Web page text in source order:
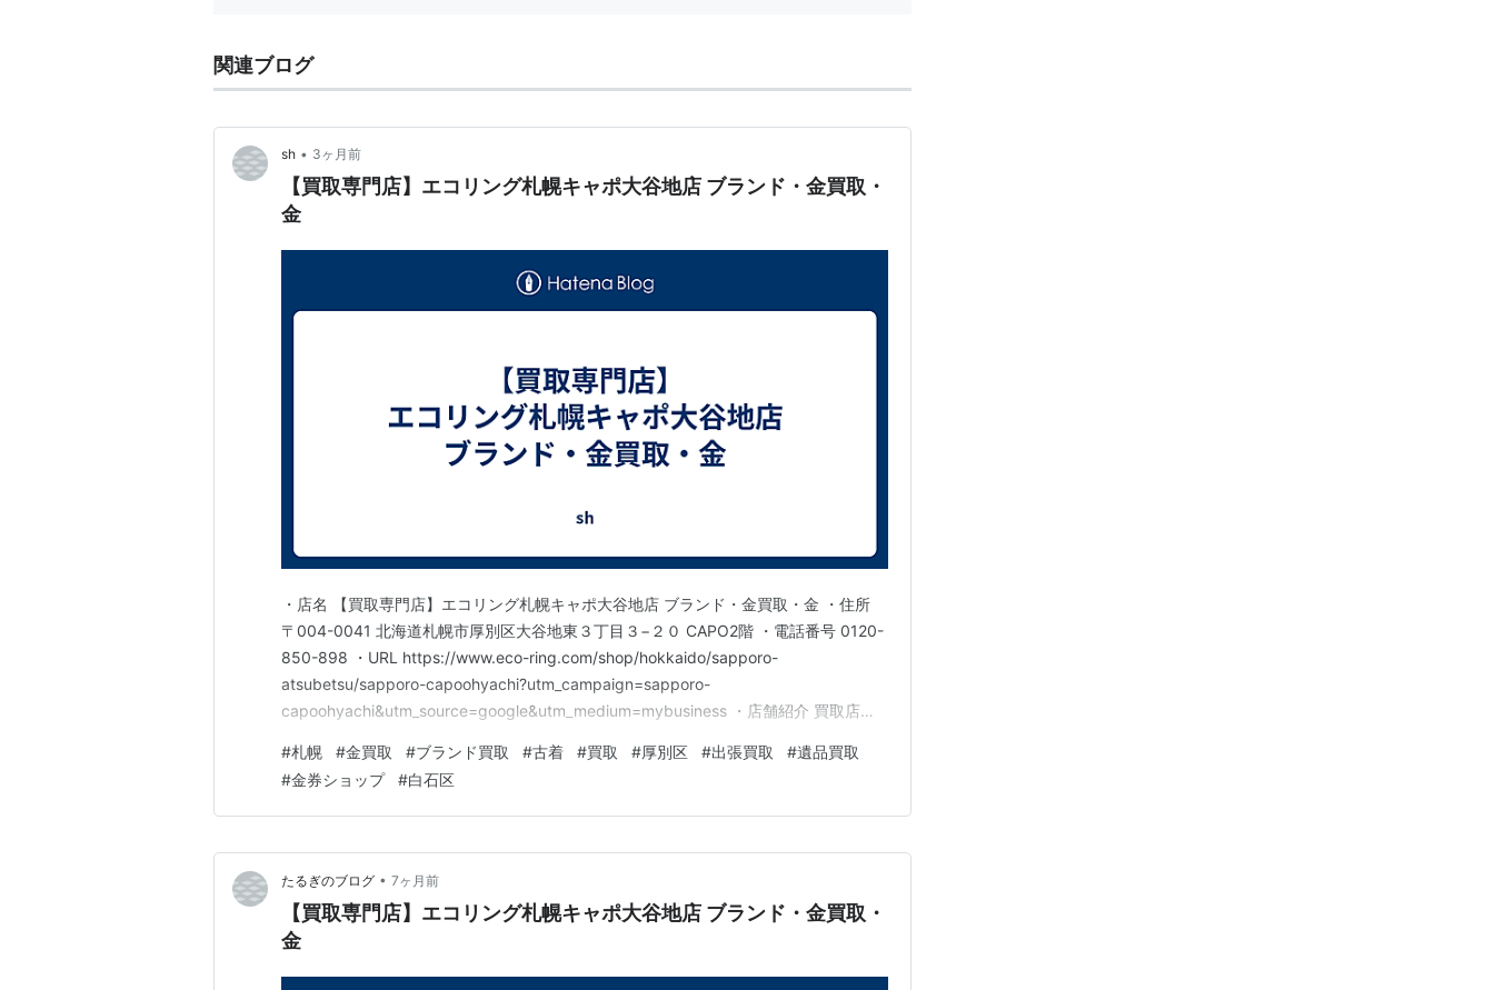
関連ブログ
sh • 3ヶ月前
【買取専門店】エコリング札幌キャポ大谷地店 ブランド・金買取・
金
・店名 【買取専門店】エコリング札幌キャポ大谷地店 ブランド・金買取・金 ・住所
〒004-0041 北海道札幌市厚別区大谷地東３丁目３−２０ CAPO2階 ・電話番号 0120-
850-898 ・URL https://www.eco-ring.com/shop/hokkaido/sapporo-
atsubetsu/sapporo-capoohyachi?utm_campaign=sapporo-
capoohyachi&utm_source=google&utm_medium=mybusiness ・店舗紹介 買取店を
#札幌 #金買取 #ブランド買取 #古着 #買取 #厚別区 #出張買取 #遺品買取
#金券ショップ #白石区
たるぎのブログ • 7ヶ月前
【買取専門店】エコリング札幌キャポ大谷地店 ブランド・金買取・
金